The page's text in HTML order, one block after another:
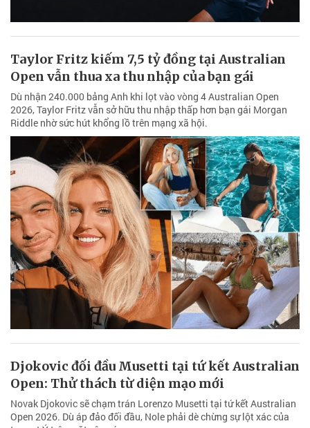
Taylor Fritz kiếm 7,5 tỷ đồng tại Australian
Open vẫn thua xa thu nhập của bạn gái
Dù nhận 240.000 bảng Anh khi lọt vào vòng 4 Australian Open
2026, Taylor Fritz vẫn sở hữu thu nhập thấp hơn bạn gái Morgan
Riddle nhờ sức hút khổng lồ trên mạng xã hội.
Djokovic đối đầu Musetti tại tứ kết Australian
Open: Thử thách từ diện mạo mới
Novak Djokovic sẽ chạm trán Lorenzo Musetti tại tứ kết Australian
Open 2026. Dù áp đảo đối đầu, Nole phải dè chừng sự lột xác của